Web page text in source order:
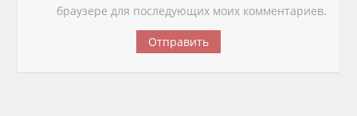
браузере для последующих моих комментариев.